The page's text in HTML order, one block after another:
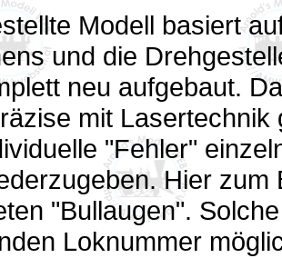
Modell basiert
und die
neu aufgebaut.
mit
"Fehler"
Hier
"Bullaugen".
Loknummer